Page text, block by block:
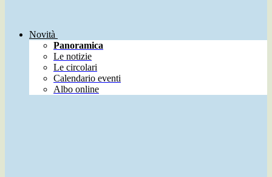
Novità
Panoramica
Le notizie
Le circolari
Calendario eventi
Albo online